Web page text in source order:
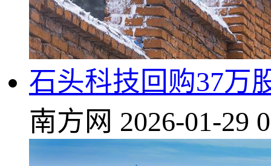
石头科技回购37万
南方网 2026-01-29